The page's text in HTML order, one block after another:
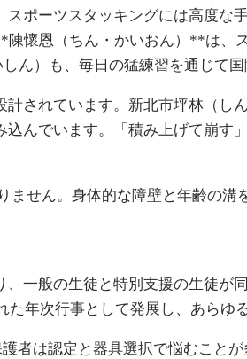
ポーツスタッキングには高度な
懷恩（ちん・かいおん）**は、
ん）も、毎日の猛練習を通じて
されています。新北市坪林（し
んでいます。「積み上げて崩す
せん。身体的な障壁と年齢の溝
一般の生徒と特別支援の生徒が
年次行事として発展し、あらゆ
者は認定と器具選択で悩むこと